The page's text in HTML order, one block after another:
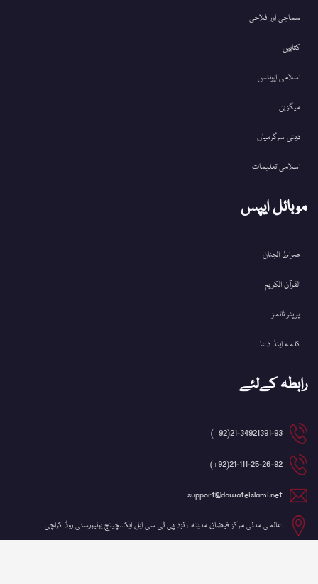
سماجی اور فلاحی
کتابیں
اسلامی ایونٹس
میگزین
دینی سرگرمیاں
اسلامی تعلیمات
موبائل ایپس
صراط الجنان
القرآن الکریم
پریئر ٹائمز
کلمہ اینڈ دعا
رابطہ کےلئے
21-34921391-93(92+)
21-111-25-26-92(92+)
support@dawateislami.net
عالمی مدنی مرکز فیضان مدینہ ، نزد پی ٹی سی ایل ایکسچینج یونیورسٹی روڈ کراچی